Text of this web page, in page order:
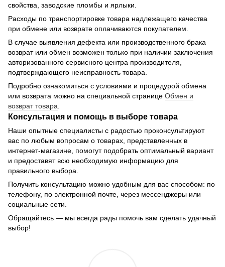
свойства, заводские пломбы и ярлыки.
Расходы по транспортировке товара надлежащего качества
при обмене или возврате оплачиваются покупателем.
В случае выявления дефекта или производственного брака
возврат или обмен возможен только при наличии заключения
авторизованного сервисного центра производителя,
подтверждающего неисправность товара.
Подробно ознакомиться с условиями и процедурой обмена
или возврата можно на специальной странице Обмен и
возврат товара
Консультация и помощь в выборе товара
Наши опытные специалисты с радостью проконсультируют
вас по любым вопросам о товарах, представленных в
интернет-магазине, помогут подобрать оптимальный вариант
и предоставят всю необходимую информацию для
правильного выбора.
Получить консультацию можно удобным для вас способом: по
телефону, по электронной почте, через мессенджеры или
социальные сети.
Обращайтесь — мы всегда рады помочь вам сделать удачный
выбор!